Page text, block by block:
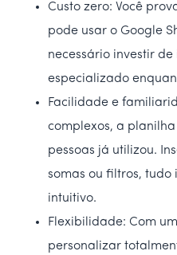
Custo zero: Você
pode usar o Google
necessário investir
especializado
Facilidade e
complexos, a
pessoas já utilizou.
somas ou filtros, tudo
intuitivo.
Flexibilidade: Com
personalizar